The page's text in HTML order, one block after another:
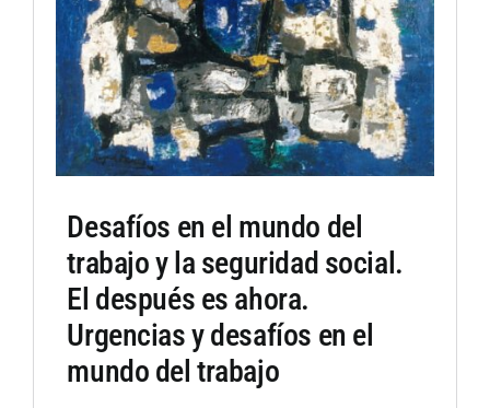
Desafíos en el mundo del
trabajo y la seguridad social.
El después es ahora.
Urgencias y desafíos en el
mundo del trabajo